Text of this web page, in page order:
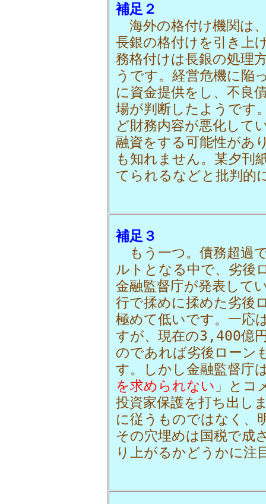
補足２
海外の格付け機関は
長銀の格付けを引き上
務格付けは長銀の処理
うです。経営危機に陥
に資金提供をし、不良
場が判断したようです
ど財務内容が悪化して
融資をする可能性があ
も知れません。某夕刊
てられるなどと批判的
補足３
もう一つ。債務超過
ルトとなる中で、劣後
金融監督庁が発表して
行で揉めに揉めた劣後
極めて低いです。一応
すが、現在の3,400億
のであれば劣後ローン
す。しかし金融監督庁
を求められない 」とコ
投資家保護を打ち出し
に従うものではなく、
その穴埋めは国税で成
り上がるかどうかに注